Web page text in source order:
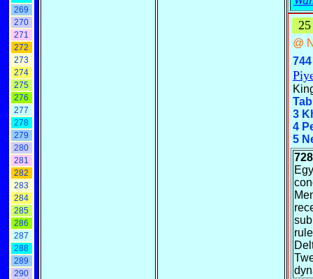
269
270
271
272
273
274
275
276
277
278
279
280
281
282
283
284
285
286
287
288
289
290
25
@
3
4
5